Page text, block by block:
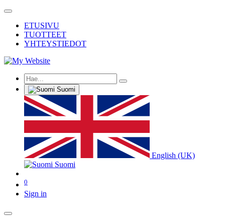
ETUSIVU
TUOTTEET
YHTEYSTIEDOT
Suomi
English (UK)
Suomi
0
Sign in